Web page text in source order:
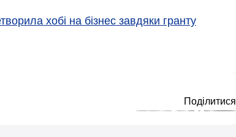
хобі на бізнес завдяки гранту
Поділитися